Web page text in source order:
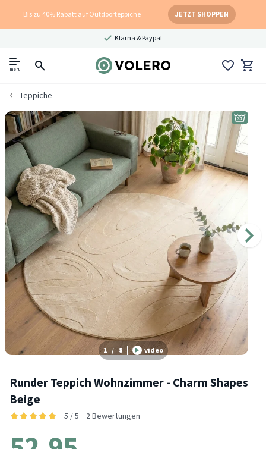
Bis zu 40% Rabatt auf Outdoorteppiche JETZT SHOPPEN
Klarna & Paypal
menu
Teppiche
1 / 8 video
Runder Teppich Wohnzimmer - Charm Shapes
Beige
5 / 5 2 Bewertungen